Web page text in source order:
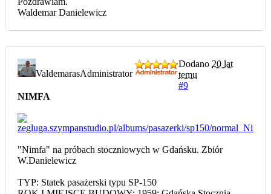
Waldemar Danielewicz
ValdemarasAdministrator
Dodano 20 lat
temu
#9
NIMFA
"Nimfa" na próbach stoczniowych w Gdańsku. Zbiór
W.Danielewicz
TYP: Statek pasażerski typu SP-150